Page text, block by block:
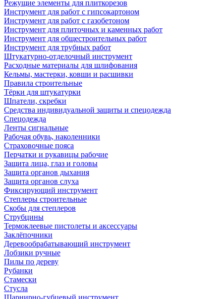
Режущие элементы для плиткорезов
Инструмент для работ с гипсокартоном
Инструмент для работ с газобетоном
Инструмент для плиточных и каменных работ
Инструмент для общестроительных работ
Инструмент для трубных работ
Штукатурно-отделочный инструмент
Расходные материалы для шлифования
Кельмы, мастерки, ковши и расшивки
Правила строительные
Тёрки для штукатурки
Шпатели, скребки
Средства индивидуальной защиты и спецодежда
Спецодежда
Ленты сигнальные
Рабочая обувь, наколенники
Страховочные пояса
Перчатки и рукавицы рабочие
Защита лица, глаз и головы
Защита органов дыхания
Защита органов слуха
Фиксирующий инструмент
Степлеры строительные
Скобы для степлеров
Струбцины
Термоклеевые пистолеты и аксессуары
Заклёпочники
Деревообрабатывающий инструмент
Лобзики ручные
Пилы по дереву
Рубанки
Стамески
Стусла
Шарнирно-губцевый инструмент